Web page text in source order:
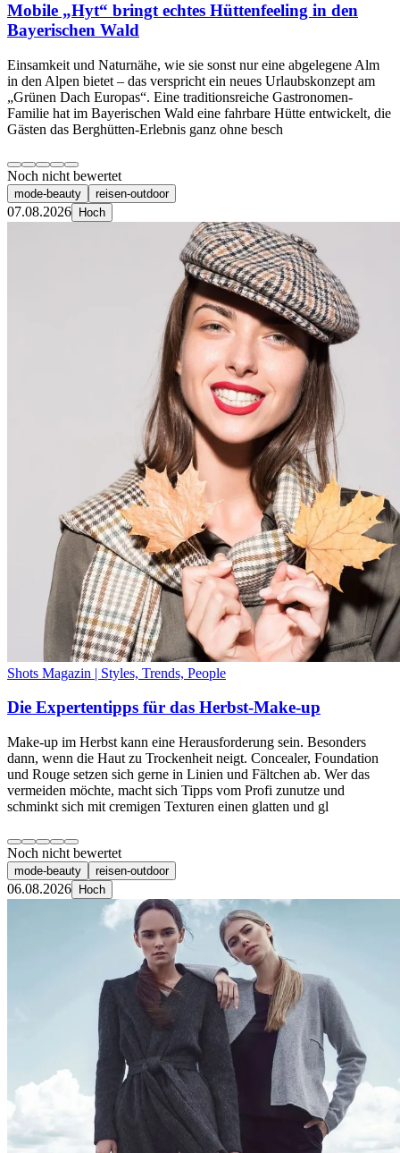
Mobile „Hyt“ bringt echtes Hüttenfeeling in den
Bayerischen Wald
Einsamkeit und Naturnähe, wie sie sonst nur eine abgelegene Alm
in den Alpen bietet – das verspricht ein neues Urlaubskonzept am
„Grünen Dach Europas“. Eine traditionsreiche Gastronomen-
Familie hat im Bayerischen Wald eine fahrbare Hütte entwickelt, die
Gästen das Berghütten-Erlebnis ganz ohne besch
Noch nicht bewertet
mode-beauty reisen-outdoor
07.08.2026 Hoch
Shots Magazin | Styles, Trends, People
Die Expertentipps für das Herbst-Make-up
Make-up im Herbst kann eine Herausforderung sein. Besonders
dann, wenn die Haut zu Trockenheit neigt. Concealer, Foundation
und Rouge setzen sich gerne in Linien und Fältchen ab. Wer das
vermeiden möchte, macht sich Tipps vom Profi zunutze und
schminkt sich mit cremigen Texturen einen glatten und gl
Noch nicht bewertet
mode-beauty reisen-outdoor
06.08.2026 Hoch